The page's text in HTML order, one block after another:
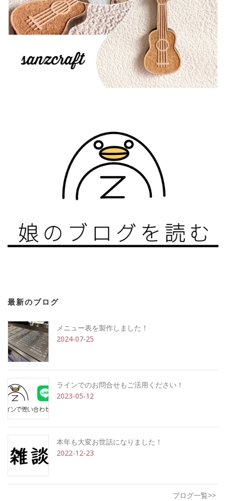
最新のブログ
メニュー表を製作しました！
2024-07-25
ラインでのお問合せもご活用ください！
2023-05-12
本年も大変お世話になりました！
2022-12-23
ブログ一覧>>